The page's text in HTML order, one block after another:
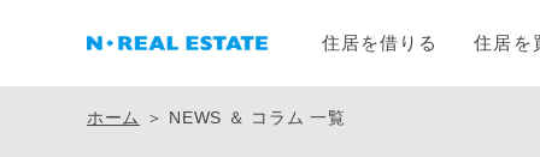
住居を借りる 住居を
ホーム ＞ NEWS ＆ コラム 一覧